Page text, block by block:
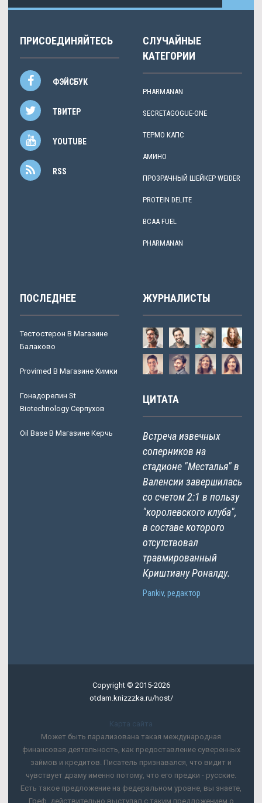
ПРИСОЕДИНЯЙТЕСЬ
ФЭЙСБУК
ТВИТЕР
YOUTUBE
RSS
СЛУЧАЙНЫЕ
КАТЕГОРИИ
PHARMANAN
SECRETAGOGUE-ONE
ТЕРМО КАПС
АМИНО
ПРОЗРАЧНЫЙ ШЕЙКЕР WEIDER
PROTEIN DELITE
BCAA FUEL
PHARMANAN
ПОСЛЕДНЕЕ
Тестостерон В Магазине
Балаково
Provimed В Магазине Химки
Гонадорелин St
Biotechnology Серпухов
Oil Base В Магазине Керчь
ЖУРНАЛИСТЫ
ЦИТАТА
Встреча извечных
соперников на
стадионе "Месталья" в
Валенсии завершилась
со счетом 2:1 в пользу
"королевского клуба",
в составе которого
отсутствовал
травмированный
Криштиану Роналду.
Pankiv, редактор
Copyright © 2015-2026
otdam.knizzzka.ru/host/
Карта сайта
Может быть парализована такая международная
финансовая деятельность, как предоставление суверенных
займов и кредитов. Писатель признавался, что видит и
чувствует драму именно потому, что его предки - русские.
Есть такое предложение на федеральном уровне, вы знаете,
Греф, действительно выступал с таким предложением о